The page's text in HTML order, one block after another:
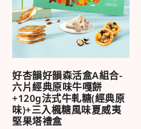
好杏韻好韻森活盒A組合-
六片經典原味牛嘎餅
+120g法式牛軋糖(經典原
味)+三入楓糖風味夏威夷
堅果塔禮盒